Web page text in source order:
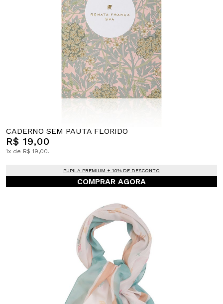
CADERNO SEM PAUTA FLORIDO
R$ 19,00
1x de R$ 19,00.
PUPILA PREMIUM + 10% DE DESCONTO
COMPRAR AGORA